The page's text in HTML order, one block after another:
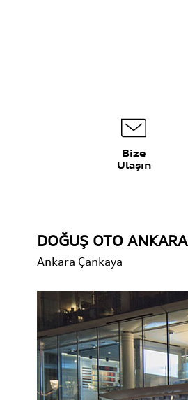
Bize
Ulaşın
DOĞUŞ OTO ANKARA
Ankara Çankaya